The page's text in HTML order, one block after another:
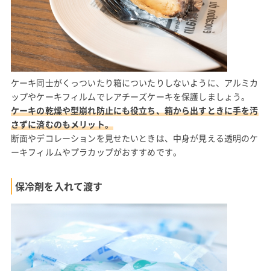
ケーキ同士がくっついたり箱についたりしないように、アルミカ
ップやケーキフィルムでレアチーズケーキを保護しましょう。
ケーキの乾燥や型崩れ防止にも役立ち、箱から出すときに手を汚
さずに済むのもメリット。
断面やデコレーションを見せたいときは、中身が見える透明のケ
ーキフィルムやプラカップがおすすめです。
保冷剤を入れて渡す